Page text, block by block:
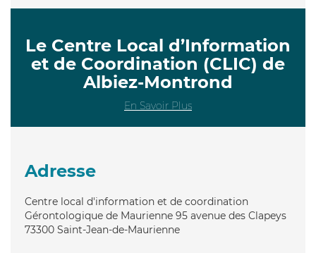
Le Centre Local d’Information
et de Coordination (CLIC) de
Albiez-Montrond
En Savoir Plus
Adresse
Centre local d'information et de coordination
Gérontologique de Maurienne 95 avenue des Clapeys
73300 Saint-Jean-de-Maurienne